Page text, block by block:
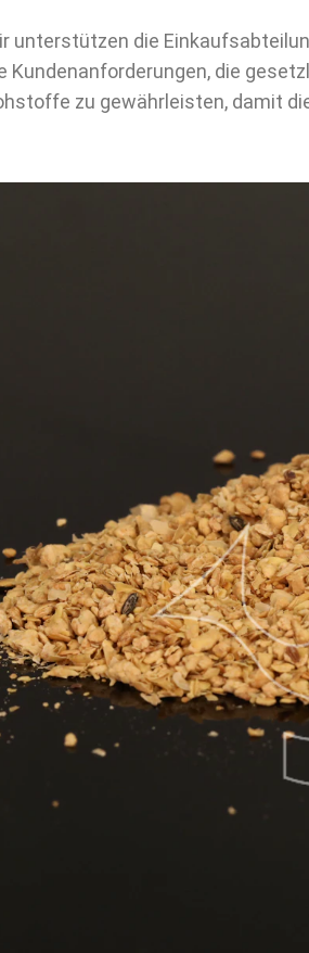
unterstützen die
Kundenanforderungen, die
zu gewährleisten, damit